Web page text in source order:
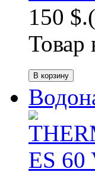
150 $.
Товар